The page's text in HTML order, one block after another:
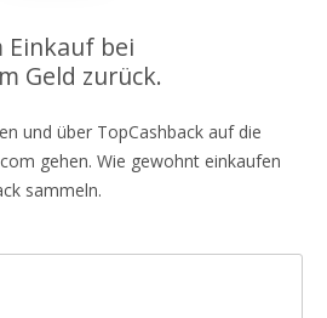
Einkauf bei
Geld zurück.
und über TopCashback auf die
gehen. Wie gewohnt einkaufen
sammeln.